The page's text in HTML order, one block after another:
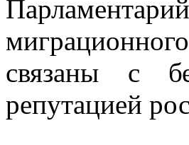
связаны с
репутацией